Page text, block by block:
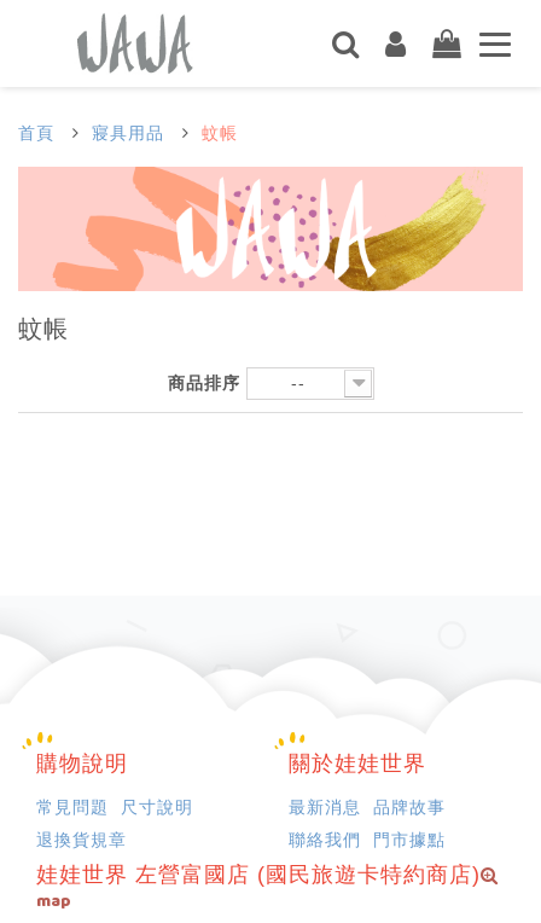
首頁 寢具用品 蚊帳
蚊帳
商品排序 --
購物說明
常見問題
尺寸說明
退換貨規章
關於娃娃世界
最新消息
品牌故事
聯絡我們
門市據點
娃娃世界 左營富國店 (國民旅遊卡特約商店)
map